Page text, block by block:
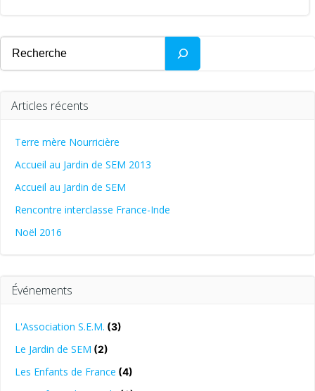
Rechercher
Articles récents
Terre mère Nourricière
Accueil au Jardin de SEM 2013
Accueil au Jardin de SEM
Rencontre interclasse France-Inde
Noël 2016
Événements
L'Association S.E.M. (3)
Le Jardin de SEM (2)
Les Enfants de France (4)